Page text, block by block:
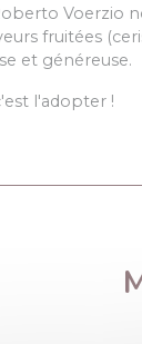
Voerzio
fruitées
et généreuse.
l'adopter !